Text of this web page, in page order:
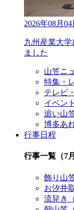
2026年08月04
九州産業大
ました
山笠ニ
特集・
テレビ
イベン
追い山
博多あ
行事日程
行事一覧（7月
飾り山
お汐井
流舁き